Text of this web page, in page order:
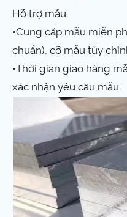
Hỗ trợ mẫu
•Cung cấp mẫu miễn
chuẩn), cỡ mẫu tùy
•Thời gian giao hàng
xác nhận yêu cầu mẫu.